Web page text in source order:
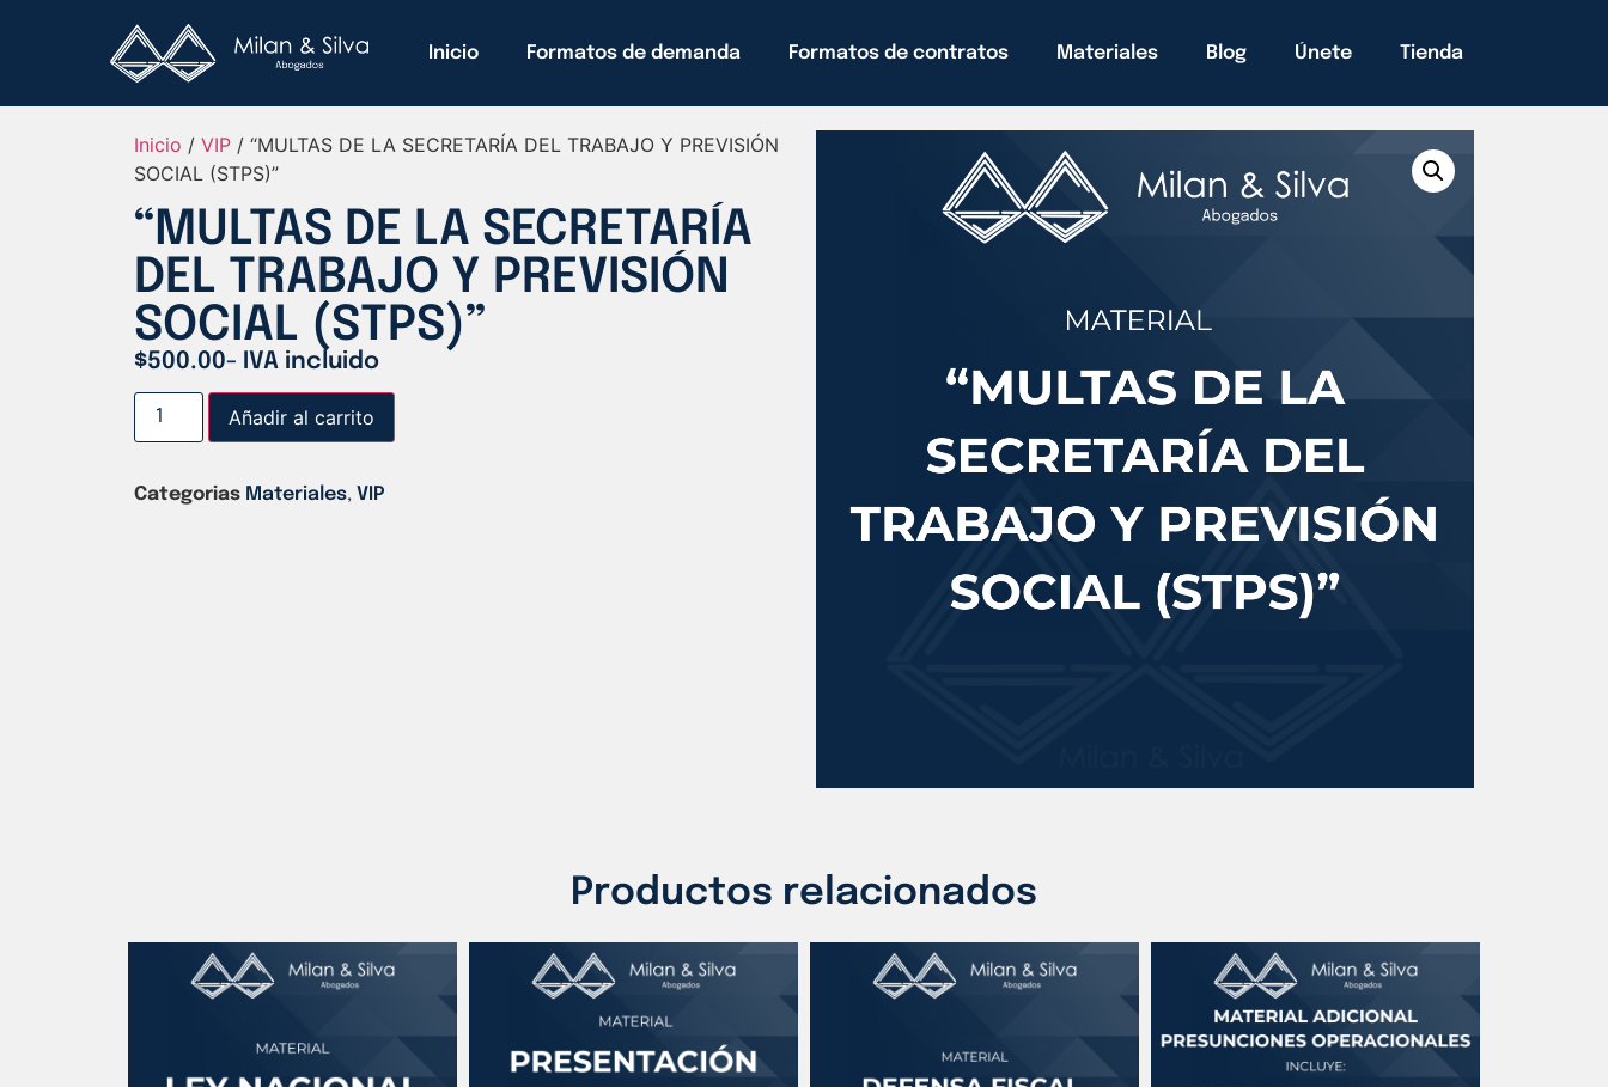
Inicio Formatos de demanda Formatos de contratos Materiales Blog Únete Tienda
Inicio / VIP / “MULTAS DE LA SECRETARÍA DEL TRABAJO Y PREVISIÓN
SOCIAL (STPS)”
“MULTAS DE LA SECRETARÍA
DEL TRABAJO Y PREVISIÓN
SOCIAL (STPS)”
$500.00- IVA incluido
Añadir al carrito
Categorias Materiales, VIP
Productos relacionados